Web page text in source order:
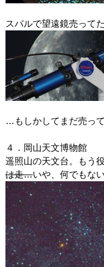
スバルで望遠鏡売って
…もしかしてまだ売っ
４．岡山天文博物館
遥照山の天文台。もう
は走…いや、何でもない